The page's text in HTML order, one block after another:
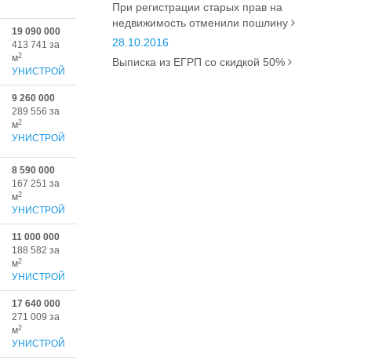
19 090 000
413 741 за
м2
УНИСТРОЙ
9 260 000
289 556 за
м2
УНИСТРОЙ
8 590 000
167 251 за
м2
УНИСТРОЙ
11 000 000
188 582 за
м2
УНИСТРОЙ
17 640 000
271 009 за
м2
УНИСТРОЙ
При регистрации старых прав на
недвижимость отменили пошлину
28.10.2016
Выписка из ЕГРП со скидкой 50%